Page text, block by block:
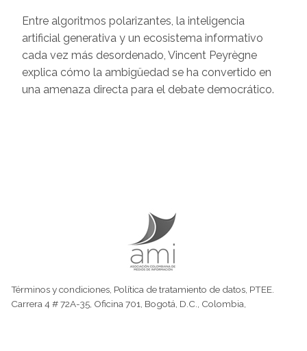
Entre algoritmos polarizantes, la inteligencia
artificial generativa y un ecosistema informativo
cada vez más desordenado, Vincent Peyrègne
explica cómo la ambigüedad se ha convertido en
una amenaza directa para el debate democrático.
Términos y condiciones Política de tratamiento de datos PTEE.
Carrera 4 # 72A-35, Oficina 701, Bogotá, D.C., Colombia,